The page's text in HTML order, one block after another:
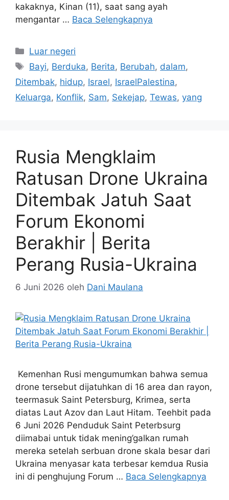
kakaknya, Kinan (11), saat sang ayah
mengantar … Baca Selengkapnya
Kategori
Luar negeri
Tag
Bayi, Berduka, Berita, Berubah, dalam,
Ditembak, hidup, Israel, IsraelPalestina,
Keluarga, Konflik, Sam, Sekejap, Tewas, yang
Rusia Mengklaim
Ratusan Drone Ukraina
Ditembak Jatuh Saat
Forum Ekonomi
Berakhir | Berita
Perang Rusia-Ukraina
6 Juni 2026 oleh Dani Maulana
Kemenhan Rusi mengumumkan bahwa semua
drone tersebut dijatuhkan di 16 area dan rayon,
teermasuk Saint Petersburg, Krimea, serta
diatas Laut Azov dan Laut Hitam. Teehbit pada
6 Juni 2026 Penduduk Saint Peterbsurg
diimabai untuk tidak mening’galkan rumah
mereka setelah serbuan drone skala besar dari
Ukraina menyasar kata terbesar kemdua Rusia
ini di penghujung Forum … Baca Selengkapnya